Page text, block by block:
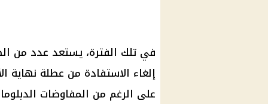
في تلك الفترة، يستعد عدد من
إلغاء الاستفادة من عطلة نهاية
على الرغم من المفاوضات